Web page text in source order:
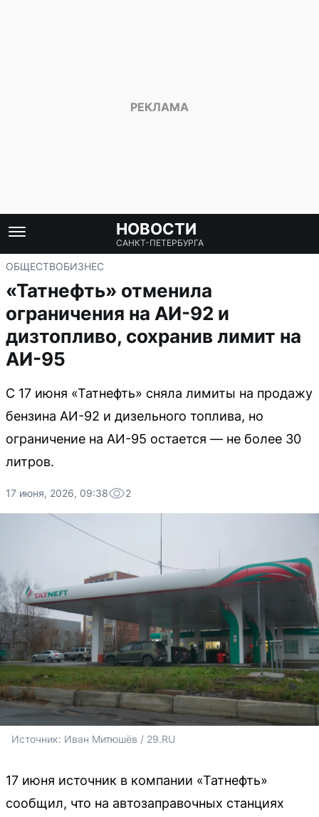
НОВОСТИ
САНКТ-ПЕТЕРБУРГА
ОБЩЕСТВОБИЗНЕС
«Татнефть» отменила
ограничения на АИ-92 и
дизтопливо, сохранив лимит на
АИ-95
С 17 июня «Татнефть» сняла лимиты на продажу
бензина АИ-92 и дизельного топлива, но
ограничение на АИ-95 остается — не более 30
литров.
17 июня, 2026, 09:38 2
Источник: Иван Митюшёв / 29.RU
17 июня источник в компании «Татнефть»
сообщил, что на автозаправочных станциях